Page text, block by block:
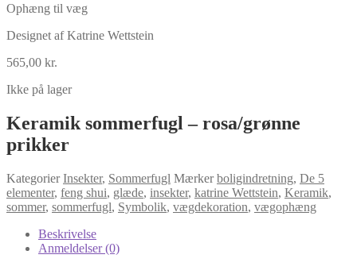
Ophæng til væg
Designet af Katrine Wettstein
565,00 kr.
Ikke på lager
Keramik sommerfugl – rosa/grønne
prikker
Kategorier Insekter, Sommerfugl Mærker boligindretning, De 5
elementer, feng shui, glæde, insekter, katrine Wettstein, Keramik,
sommer, sommerfugl, Symbolik, vægdekoration, vægophæng
Beskrivelse
Anmeldelser (0)